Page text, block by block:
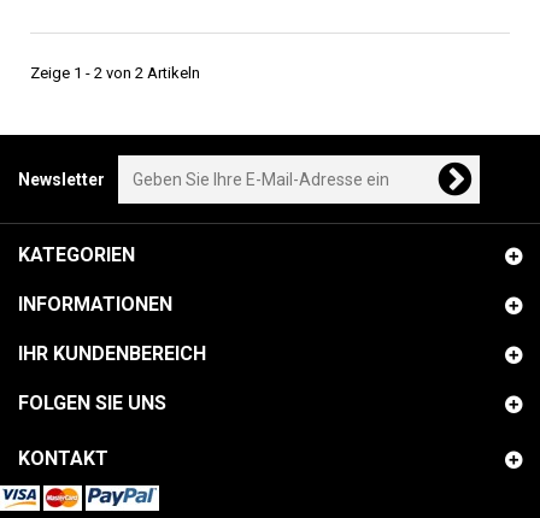
Zeige 1 - 2 von 2 Artikeln
Newsletter
KATEGORIEN
INFORMATIONEN
IHR KUNDENBEREICH
FOLGEN SIE UNS
KONTAKT